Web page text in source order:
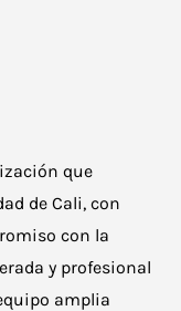
que
de Cali, con
con la
y profesional
amplia